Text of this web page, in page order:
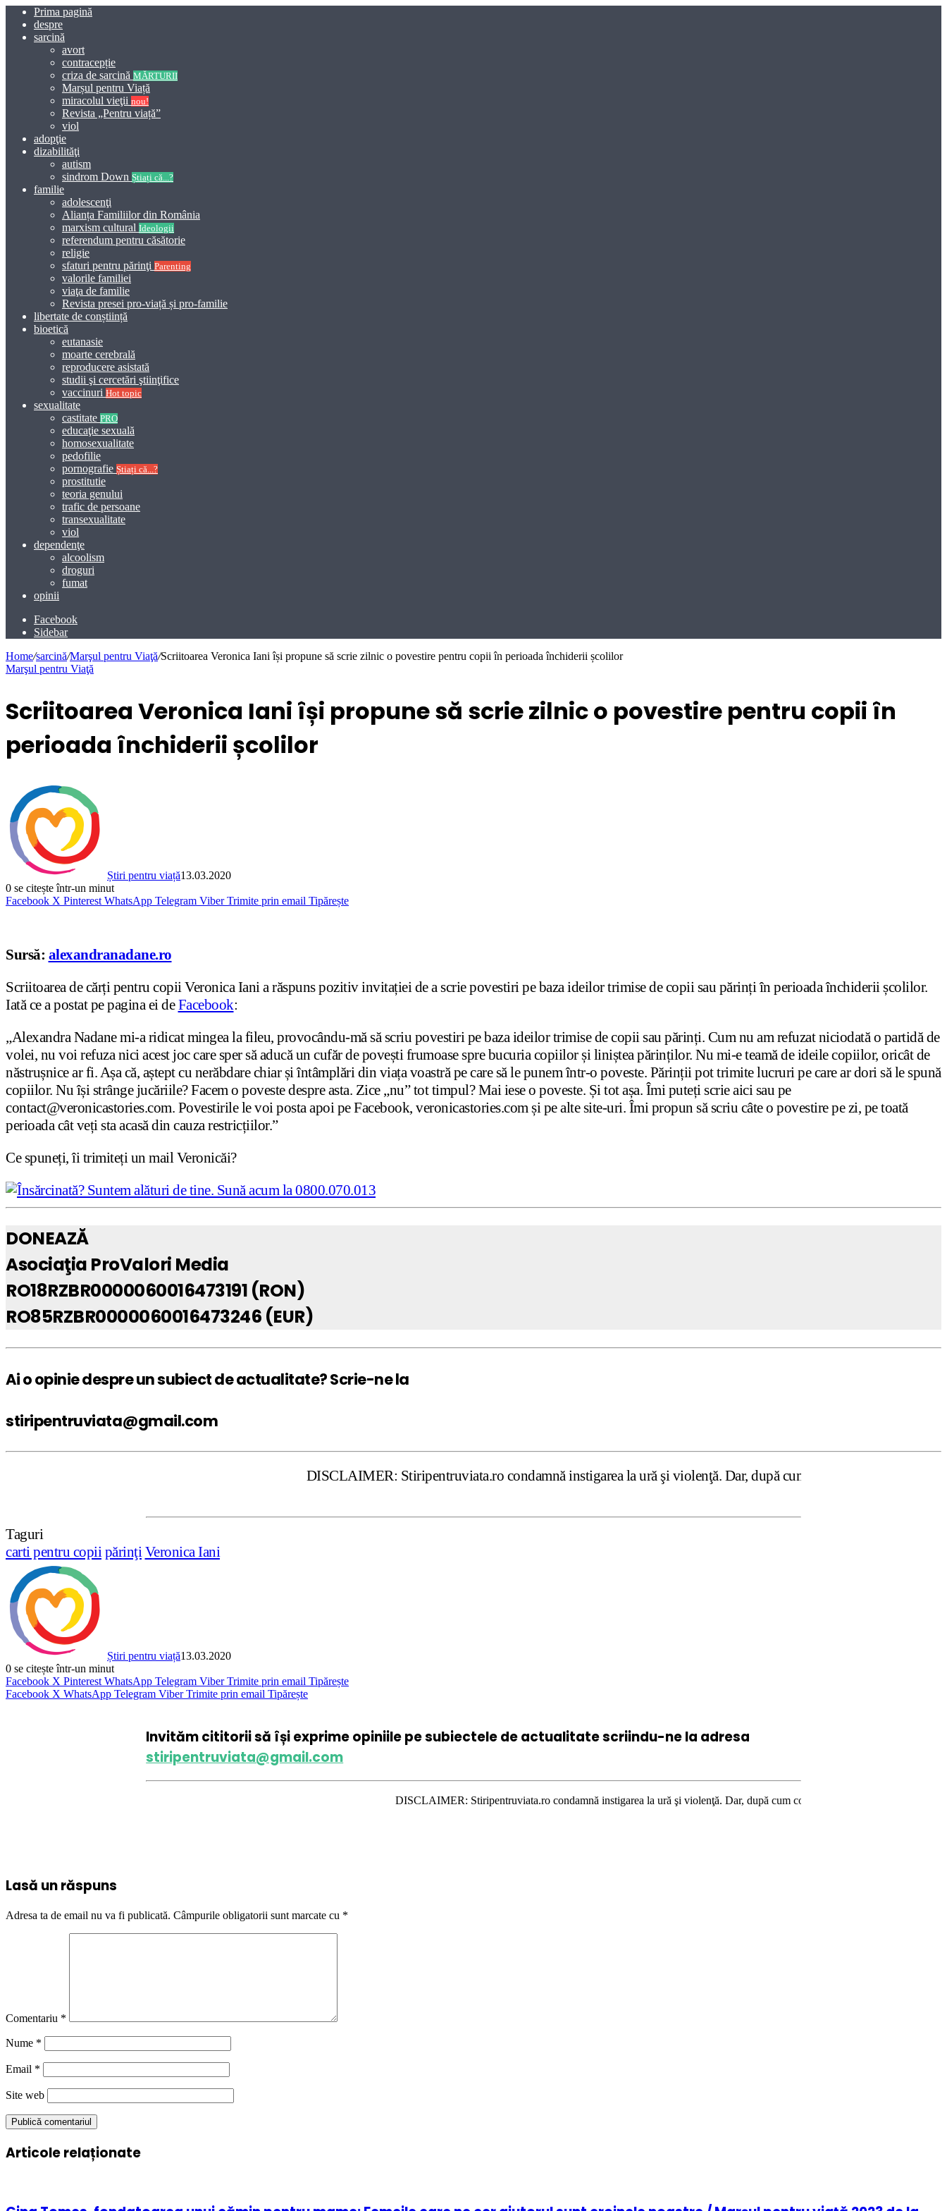
Prima pagină
despre
sarcină
avort
contracepție
criza de sarcină MĂRTURII
Marșul pentru Viață
miracolul vieţii nou!
Revista „Pentru viață”
viol
adopţie
dizabilităţi
autism
sindrom Down Știați că...?
familie
adolescenţi
Alianța Familiilor din România
marxism cultural Ideologii
referendum pentru căsătorie
religie
sfaturi pentru părinţi Parenting
valorile familiei
viaţa de familie
Revista presei pro-viață și pro-familie
libertate de conștiință
bioetică
eutanasie
moarte cerebrală
reproducere asistată
studii şi cercetări ştiinţifice
vaccinuri Hot topic
sexualitate
castitate PRO
educaţie sexuală
homosexualitate
pedofilie
pornografie Știați că...?
prostitutie
teoria genului
trafic de persoane
transexualitate
viol
dependenţe
alcoolism
droguri
fumat
opinii
Facebook
Sidebar
Home/sarcină/Marşul pentru Viaţă/Scriitoarea Veronica Iani își propune să scrie zilnic o povestire pentru copii în perioada închiderii școlilor
Marşul pentru Viaţă
Scriitoarea Veronica Iani își propune să scrie zilnic o povestire pentru copii în
perioada închiderii școlilor
Știri pentru viață13.03.2020
0 se citește într-un minut
Facebook X Pinterest WhatsApp Telegram Viber Trimite prin email Tipărește
Sursă: alexandranadane.ro
Scriitoarea de cărți pentru copii Veronica Iani a răspuns pozitiv invitației de a scrie povestiri pe baza ideilor trimise de copii sau părinți în perioada închiderii școlilor.
Iată ce a postat pe pagina ei deFacebook:
„Alexandra Nadane mi-a ridicat mingea la fileu, provocându-mă să scriu povestiri pe baza ideilor trimise de copii sau părinți. Cum nu am refuzat niciodată o partidă de
volei, nu voi refuza nici acest joc care sper să aducă un cufăr de povești frumoase spre bucuria copiilor și liniștea părinților. Nu mi-e teamă de ideile copiilor, oricât de
năstrușnice ar fi. Așa că, aștept cu nerăbdare chiar și întâmplări din viața voastră pe care să le punem într-o poveste. Părinții pot trimite lucruri pe care ar dori să le spună
copiilor. Nu își strânge jucăriile? Facem o poveste despre asta. Zice „nu” tot timpul? Mai iese o poveste. Și tot așa. Îmi puteți scrie aici sau pe
contact@veronicastories.com. Povestirile le voi posta apoi pe Facebook, veronicastories.com și pe alte site-uri. Îmi propun să scriu câte o povestire pe zi, pe toată
perioada cât veți sta acasă din cauza restricțiilor.”
Ce spuneți, îi trimiteți un mail Veronicăi?
DONEAZĂ
Asociaţia ProValori Media
RO18RZBR0000060016473191 (RON)
RO85RZBR0000060016473246 (EUR)
Ai o opinie despre un subiect de actualitate? Scrie-ne la
stiripentruviata@gmail.com
DISCLAIMER: Stiripentruviata.ro condamnă instigarea la ură şi violenţă. Dar, după cum confirmă şi CEDO în cazul
Taguri
carti pentru copii părinţi Veronica Iani
Știri pentru viață13.03.2020
0 se citește într-un minut
Facebook X Pinterest WhatsApp Telegram Viber Trimite prin email Tipărește
Facebook X WhatsApp Telegram Viber Trimite prin email Tipărește
Invităm cititorii să își exprime opiniile pe subiectele de actualitate scriindu-ne la adresa
stiripentruviata@gmail.com
DISCLAIMER: Stiripentruviata.ro condamnă instigarea la ură şi violenţă. Dar, după cum confirmă şi CEDO în cazul Handyside vs.
Lasă un răspuns
Adresa ta de email nu va fi publicată. Câmpurile obligatorii sunt marcate cu *
Comentariu *
Nume *
Email *
Site web
Articole relaționate